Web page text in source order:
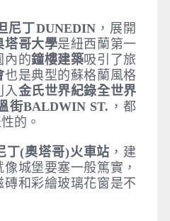
尼丁DUNEDIN，展開
塔哥大學是紐西蘭第一
內的鐘樓建築吸引了旅
也是典型的蘇格蘭風格
入金氏世界紀錄全世界
街BALDWIN ST. ，都
的。
丁(奧塔哥)火車站 ，建
城堡要塞一般篤實，
和彩繪玻璃花窗是不